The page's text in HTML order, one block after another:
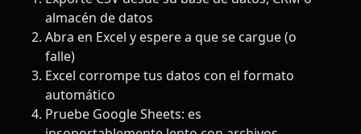
almacén de datos
Abra en Excel y espere a que se cargue (o
falle)
Excel corrompe tus datos con el formato
automático
Pruebe Google Sheets: es